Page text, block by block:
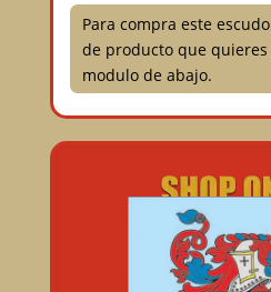
Para compra este
de producto que
modulo de abajo.